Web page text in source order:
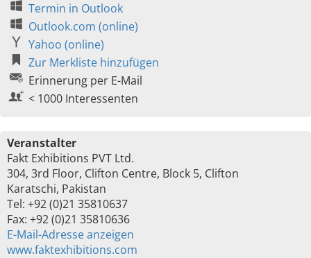
Termin in Outlook
Outlook.com (online)
Yahoo (online)
Zur Merkliste hinzufügen
Erinnerung per E-Mail
< 1000 Interessenten
Veranstalter
Fakt Exhibitions PVT Ltd.
304, 3rd Floor, Clifton Centre, Block 5, Clifton
Karatschi, Pakistan
Tel: +92 (0)21 35810637
Fax: +92 (0)21 35810636
E-Mail-Adresse anzeigen
www.faktexhibitions.com